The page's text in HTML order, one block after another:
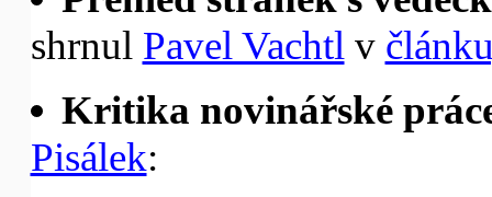
shrnul Pavel Vachtl v
Kritika novinářské
Pisálek: